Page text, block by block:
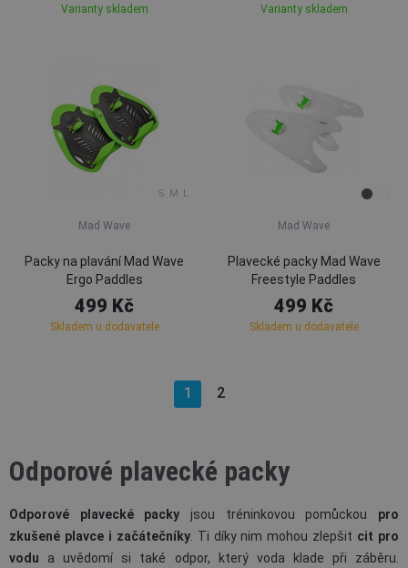
Varianty skladem Varianty skladem
S M L
Mad Wave
Packy na plavání Mad Wave
Ergo Paddles
499 Kč
Skladem u dodavatele
Mad Wave
Plavecké packy Mad Wave
Freestyle Paddles
499 Kč
Skladem u dodavatele
1 2
Odporové plavecké packy
Odporové plavecké packy jsou tréninkovou pomůckou pro
zkušené plavce i začátečníky. Ti díky nim mohou zlepšit cit pro
vodu a uvědomí si také odpor, který voda klade při záběru.